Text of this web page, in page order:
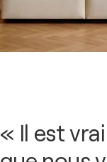
« Il est